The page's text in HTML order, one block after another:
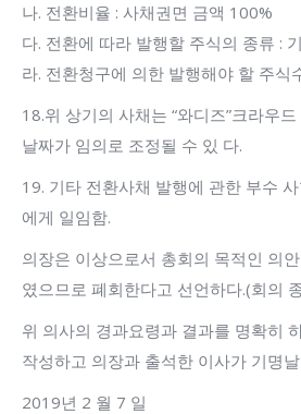
나. 전환비율 : 사채권면 금액 100%
다. 전환에 따라 발행할 주식의 종류 :
라. 전환청구에 의한 발행해야 할 주식
18.위 상기의 사채는 “와디즈”크라우
날짜가 임의로 조정될 수 있 다.
19. 기타 전환사채 발행에 관한 부수
에게 일임함.
의장은 이상으로서 총회의 목적인 의
였으므로 폐회한다고 선언하다.(회의
위 의사의 경과요령과 결과를 명확히
작성하고 의장과 출석한 이사가 기명
2019년 2 월 7 일